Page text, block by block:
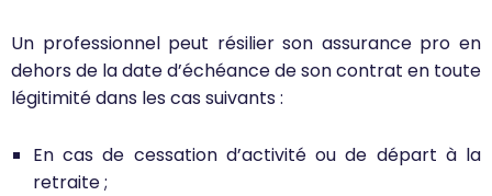
Un professionnel peut résilier son assurance pro en
dehors de la date d’échéance de son contrat en toute
légitimité dans les cas suivants :
En cas de cessation d’activité ou de départ à la
retraite ;